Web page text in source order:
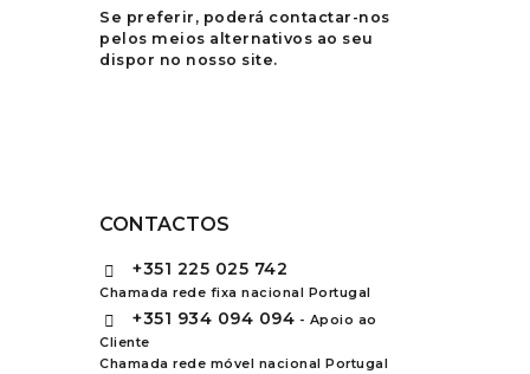
Se preferir, poderá contactar-nos
pelos meios alternativos ao seu
dispor no nosso site.
CONTACTOS
+351 225 025 742
Chamada rede fixa nacional Portugal
+351 934 094 094 - Apoio ao
Cliente
Chamada rede móvel nacional Portugal